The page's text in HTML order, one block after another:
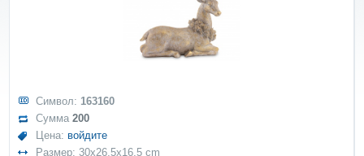
Символ: 163160
Сумма200
Цена: войдите
Размер: 30x26,5x16,5 cm